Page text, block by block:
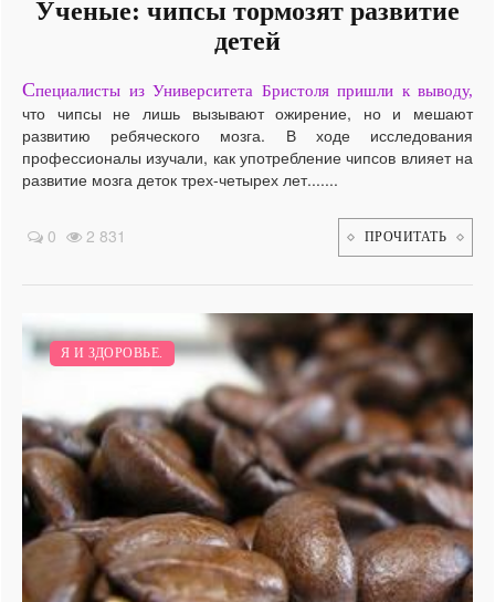
Ученые: чипсы тормозят развитие
детей
Специалисты из Университета Бристоля пришли к выводу,
что чипсы не лишь вызывают ожирение, но и мешают
развитию ребяческого мозга. В ходе исследования
профессионалы изучали, как употребление чипсов влияет на
развитие мозга деток трех-четырех лет.......
0 2 831 ПРОЧИТАТЬ
Я И ЗДОРОВЬЕ.